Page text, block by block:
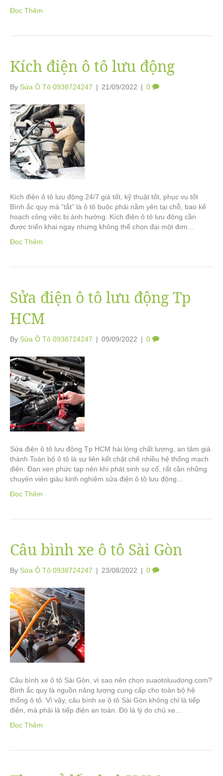
Đọc Thêm
Kích điện ô tô lưu động
By Sửa Ô Tô 0938724247 | 21/09/2022 | 0
Kích điện ô tô lưu động 24/7 giá tốt, kỹ thuật tốt, phục vụ tốt
Bình ắc quy mà “tắt” là ô tô buộc phải nằm yên tại chỗ, bao kế
hoạch công việc bị ảnh hưởng. Kích điện ô tô lưu động cần
được triển khai ngay nhưng không thể chọn đại một đơn…
Đọc Thêm
Sửa điện ô tô lưu động Tp
HCM
By Sửa Ô Tô 0938724247 | 09/09/2022 | 0
Sửa điện ô tô lưu động Tp HCM hài lòng chất lượng, an tâm giá
thành Toàn bộ ô tô là sự liên kết chặt chẽ nhiều hệ thống mạch
điện. Đan xen phức tạp nên khi phát sinh sự cố, rất cần những
chuyên viên giàu kinh nghiệm sửa điện ô tô lưu động…
Đọc Thêm
Câu bình xe ô tô Sài Gòn
By Sửa Ô Tô 0938724247 | 23/08/2022 | 0
Câu bình xe ô tô Sài Gòn, vì sao nên chọn suaotoluudong.com?
Bình ắc quy là nguồn năng lượng cung cấp cho toàn bộ hệ
thống ô tô. Vì vậy, câu bình xe ô tô Sài Gòn không chỉ là tiếp
điện, mà phải là tiếp điện an toàn. Đó là lý do chủ xe…
Đọc Thêm